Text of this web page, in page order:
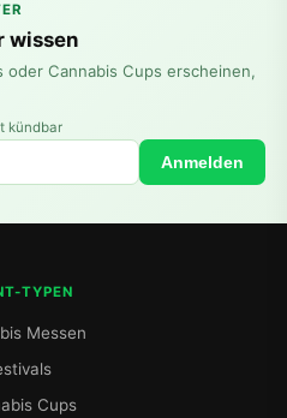
wissen
oder Cannabis Cups erscheinen,
kündbar
Anmelden
TYPEN
Messen
Cups